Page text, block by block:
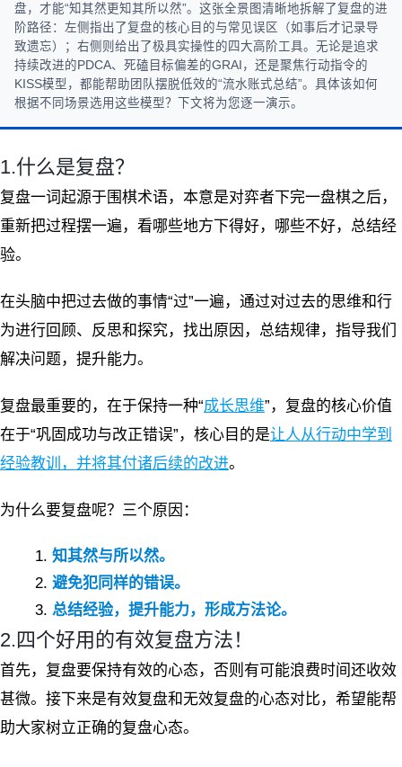
盘，才能“知其然更知其所以然”。这张全景图清晰地拆解了复盘的进
阶路径：左侧指出了复盘的核心目的与常见误区（如事后才记录导
致遗忘）；右侧则给出了极具实操性的四大高阶工具。无论是追求
持续改进的PDCA、死磕目标偏差的GRAI，还是聚焦行动指令的
KISS模型，都能帮助团队摆脱低效的“流水账式总结”。具体该如何
根据不同场景选用这些模型？下文将为您逐一演示。
1.什么是复盘？
复盘一词起源于围棋术语，本意是对弈者下完一盘棋之后，
重新把过程摆一遍，看哪些地方下得好，哪些不好，总结经
验。
在头脑中把过去做的事情“过”一遍，通过对过去的思维和行
为进行回顾、反思和探究，找出原因，总结规律，指导我们
解决问题，提升能力。
复盘最重要的，在于保持一种“成长思维”，复盘的核心价值
在于“巩固成功与改正错误”，核心目的是让人从行动中学到
经验教训，并将其付诸后续的改进。
为什么要复盘呢？三个原因：
知其然与所以然。
避免犯同样的错误。
总结经验，提升能力，形成方法论。
2.四个好用的有效复盘方法！
首先，复盘要保持有效的心态，否则有可能浪费时间还收效
甚微。接下来是有效复盘和无效复盘的心态对比，希望能帮
助大家树立正确的复盘心态。